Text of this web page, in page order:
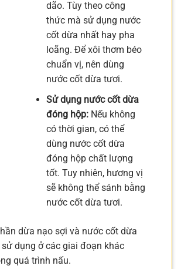
dão. Tùy theo công
thức mà sử dụng nước
cốt dừa nhất hay pha
loãng. Để xôi thơm béo
chuẩn vị, nên dùng
nước cốt dừa tươi.
Sử dụng nước cốt dừa
đóng hộp: Nếu không
có thời gian, có thể
dùng nước cốt dừa
đóng hộp chất lượng
tốt. Tuy nhiên, hương vị
sẽ không thể sánh bằng
nước cốt dừa tươi.
dừa nạo sợi và nước cốt dừa
dụng ở các giai đoạn khác
quá trình nấu.